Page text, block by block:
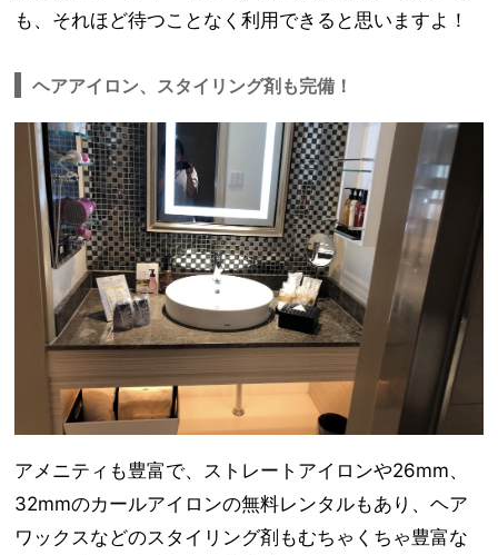
も、それほど待つことなく利用できると思いますよ！
ヘアアイロン、スタイリング剤も完備！
アメニティも豊富で、ストレートアイロンや26mm、
32mmのカールアイロンの無料レンタルもあり、ヘア
ワックスなどのスタイリング剤もむちゃくちゃ豊富な